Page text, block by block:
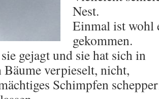
Nest.
Einmal ist wohl
gekommen.
gejagt und sie hat sich in
Bäume verpieselt, nicht,
Schimpfen